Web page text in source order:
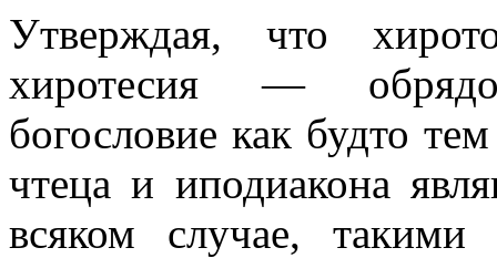
Утверждая, что
хиротесия —
богословие как будто
чтеца и иподиакона
всяком случае,